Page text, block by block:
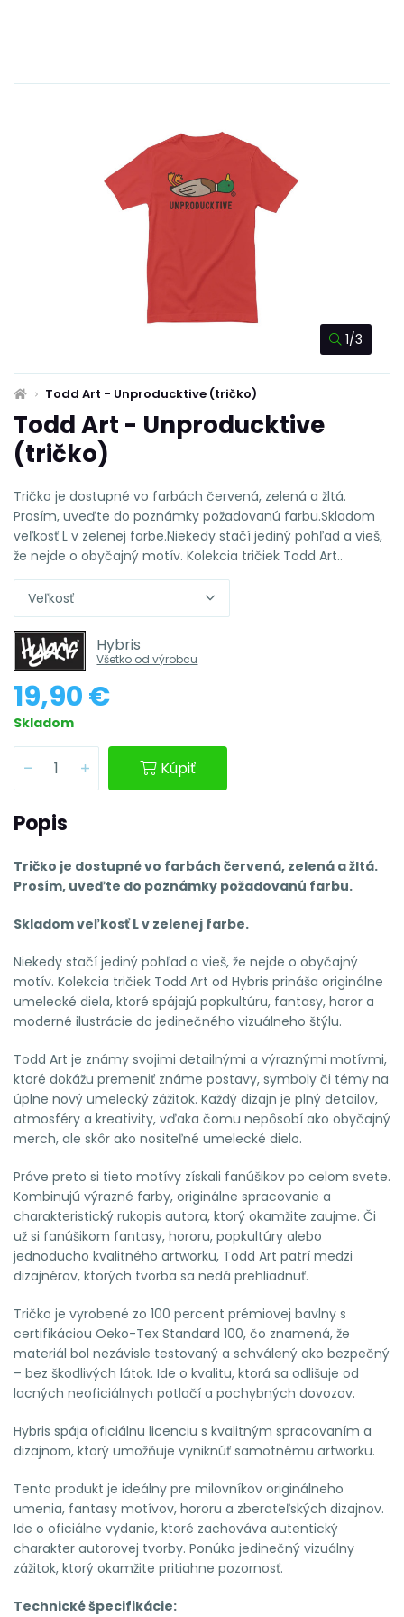
1/3
Todd Art - Unproducktive (tričko)
Todd Art - Unproducktive
(tričko)
Tričko je dostupné vo farbách červená, zelená a žltá.
Prosím, uveďte do poznámky požadovanú farbu.Skladom
veľkosť L v zelenej farbe.Niekedy stačí jediný pohľad a vieš,
že nejde o obyčajný motív. Kolekcia tričiek Todd Art..
Veľkosť
Hybris
Všetko od výrobcu
19,90 €
Skladom
Kúpiť
Popis
Tričko je dostupné vo farbách červená, zelená a žltá.
Prosím, uveďte do poznámky požadovanú farbu.
Skladom veľkosť L v zelenej farbe.
Niekedy stačí jediný pohľad a vieš, že nejde o obyčajný
motív. Kolekcia tričiek Todd Art od Hybris prináša originálne
umelecké diela, ktoré spájajú popkultúru, fantasy, horor a
moderné ilustrácie do jedinečného vizuálneho štýlu.
Todd Art je známy svojimi detailnými a výraznými motívmi,
ktoré dokážu premeniť známe postavy, symboly či témy na
úplne nový umelecký zážitok. Každý dizajn je plný detailov,
atmosféry a kreativity, vďaka čomu nepôsobí ako obyčajný
merch, ale skôr ako nositeľné umelecké dielo.
Práve preto si tieto motívy získali fanúšikov po celom svete.
Kombinujú výrazné farby, originálne spracovanie a
charakteristický rukopis autora, ktorý okamžite zaujme. Či
už si fanúšikom fantasy, hororu, popkultúry alebo
jednoducho kvalitného artworku, Todd Art patrí medzi
dizajnérov, ktorých tvorba sa nedá prehliadnuť.
Tričko je vyrobené zo 100 percent prémiovej bavlny s
certifikáciou Oeko-Tex Standard 100, čo znamená, že
materiál bol nezávisle testovaný a schválený ako bezpečný
– bez škodlivých látok. Ide o kvalitu, ktorá sa odlišuje od
lacných neoficiálnych potlačí a pochybných dovozov.
Hybris spája oficiálnu licenciu s kvalitným spracovaním a
dizajnom, ktorý umožňuje vyniknúť samotnému artworku.
Tento produkt je ideálny pre milovníkov originálneho
umenia, fantasy motívov, hororu a zberateľských dizajnov.
Ide o oficiálne vydanie, ktoré zachováva autentický
charakter autorovej tvorby. Ponúka jedinečný vizuálny
zážitok, ktorý okamžite pritiahne pozornosť.
Technické špecifikácie: